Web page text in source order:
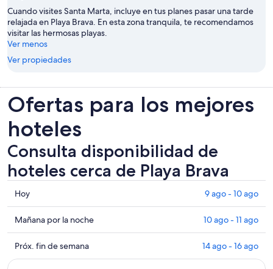
Cuando visites Santa Marta, incluye en tus planes pasar una tarde
relajada en Playa Brava. En esta zona tranquila, te recomendamos
visitar las hermosas playas.
Ver menos
Ver propiedades
Ofertas para los mejores
hoteles
Consulta disponibilidad de
hoteles cerca de Playa Brava
Consultar
los
precios
cerca
de
Playa
Hoy 9 ago - 10 ago
Consultar
precios
cerca
de
Mañana por la noche 10 ago - 11 ago
Consultar
precios
Próx. fin de semana 14 ago - 16 ago